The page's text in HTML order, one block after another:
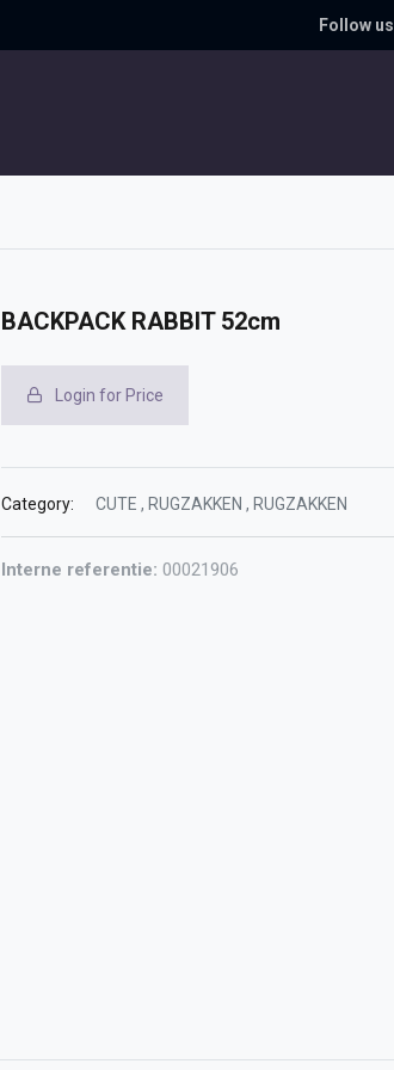
Follow us
BACKPACK RABBIT 52cm
Login for Price
Category: CUTE , RUGZAKKEN , RUGZAKKEN
Interne referentie: 00021906